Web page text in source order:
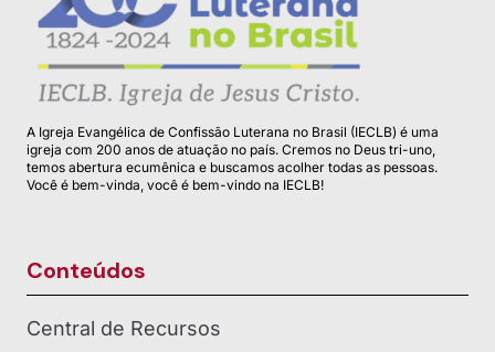
A Igreja Evangélica de Confissão Luterana no Brasil (IECLB) é uma
igreja com 200 anos de atuação no país. Cremos no Deus tri-uno,
temos abertura ecumênica e buscamos acolher todas as pessoas.
Você é bem-vinda, você é bem-vindo na IECLB!
Conteúdos
Central de Recursos